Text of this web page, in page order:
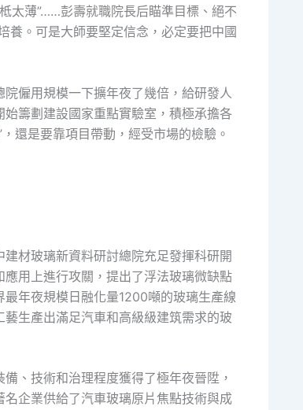
太薄”……彭壽就職院長后瞄準目標、絕不
養。可是大師要堅定信念，必定要把中國
僱用規模一下擴年夜了幾倍，給研發人
籌劃建設國家重點實驗室，積極承擔各
還是要靠項目帶動，經受市場的檢驗。
材玻璃新資料研討總院充足發揮科研開
用上進行攻關，提出了浮法玻璃微缺點
最年夜規模日融化量1200噸的玻璃生產線
生產出滿足汽車和高級級建筑需求的玻
、技術和治理程度獲得了極年夜晉陞，
企業供給了汽車玻璃原片焦點技術與成